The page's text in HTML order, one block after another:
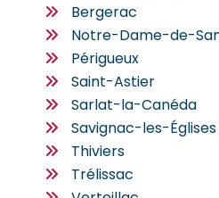
Bergerac
Notre-Dame-de-
Périgueux
Saint-Astier
Sarlat-la-Canéda
Savignac-les-Églises
Thiviers
Trélissac